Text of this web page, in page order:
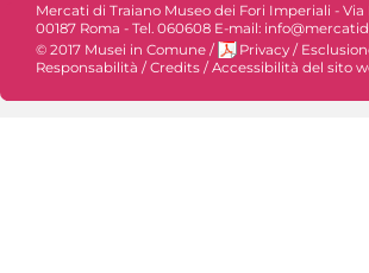
Mercati di Traiano Museo dei Fori Imperiali -
00187 Roma - Tel. 060608 E-mail:
© 2017 Musei in Comune / Privacy /
Responsabilità /Credits /Accessibilità del sito